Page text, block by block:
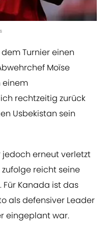
Turnier einen
Moïse
einem
rechtzeitig zurück
Usbekistan sein
erneut verletzt
reicht seine
Für Kanada ist das
als defensiver Leader
eingeplant war.